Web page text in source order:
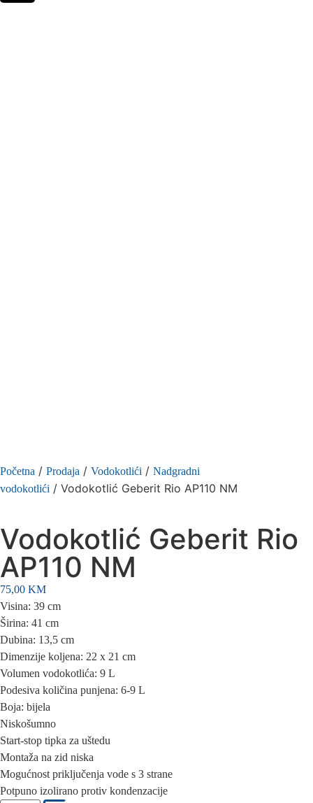
Početna / Prodaja / Vodokotlići / Nadgradni
vodokotlići / Vodokotlić Geberit Rio AP110 NM
Vodokotlić Geberit Rio
AP110 NM
75,00 KM
Visina: 39 cm
Širina: 41 cm
Dubina: 13,5 cm
Dimenzije koljena: 22 x 21 cm
Volumen vodokotlića: 9 L
Podesiva količina punjena: 6-9 L
Boja: bijela
Niskošumno
Start-stop tipka za uštedu
Montaža na zid niska
Mogućnost priključenja vode s 3 strane
Potpuno izolirano protiv kondenzacije